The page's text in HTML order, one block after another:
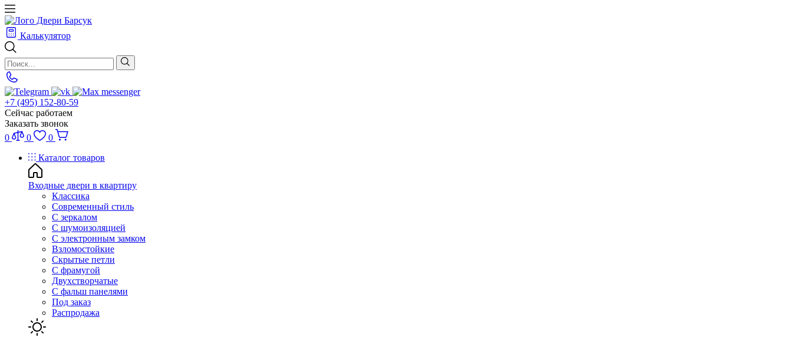
Калькулятор
+7 (495) 152-80-59
Сейчас работаем
Заказать звонок
0
0
0
Каталог товаров
Входные двери в квартиру
Классика
Современный стиль
С зеркалом
С шумоизоляцией
С электронным замком
Взломостойкие
Скрытые петли
С фрамугой
Двухстворчатые
С фальш панелями
Под заказ
Распродажа